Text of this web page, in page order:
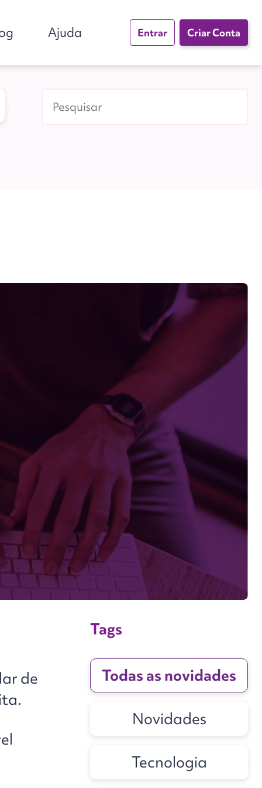
Ajuda Entrar Criar Conta
de
Tags
Todas as novidades
Novidades
Tecnologia